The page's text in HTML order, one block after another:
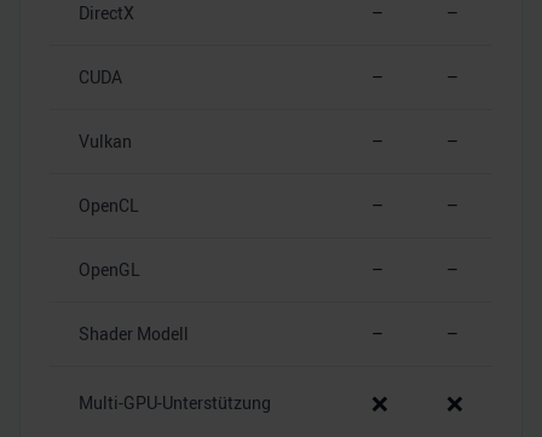
DirectX – –
CUDA – –
Vulkan – –
OpenCL – –
OpenGL – –
Shader Modell – –
Multi-GPU-Unterstützung ❌ ❌